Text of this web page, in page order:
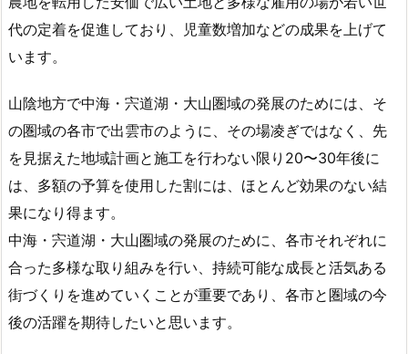
代の定着を促進しており、児童数増加などの成果を上げて
います。
山陰地方で中海・宍道湖・大山圏域の発展のためには、そ
の圏域の各市で出雲市のように、その場凌ぎではなく、先
を見据えた地域計画と施工を行わない限り20〜30年後に
は、多額の予算を使用した割には、ほとんど効果のない結
果になり得ます。
中海・宍道湖・大山圏域の発展のために、各市それぞれに
合った多様な取り組みを行い、持続可能な成長と活気ある
街づくりを進めていくことが重要であり、各市と圏域の今
後の活躍を期待したいと思います。